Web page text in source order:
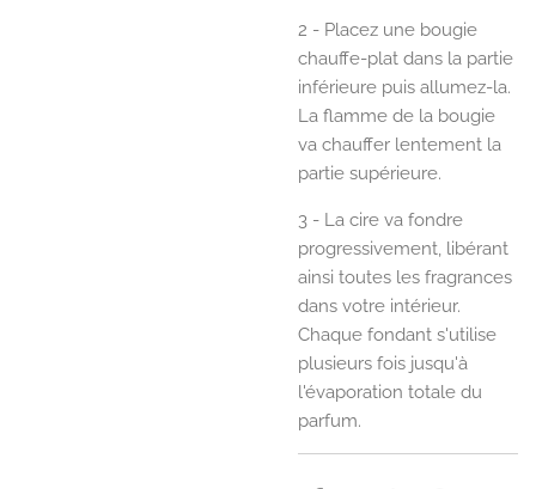
2 - Placez une bougie
chauffe-plat dans la partie
inférieure puis allumez-la.
La flamme de la bougie
va chauffer lentement la
partie supérieure.
3 - La cire va fondre
progressivement, libérant
ainsi toutes les fragrances
dans votre intérieur.
Chaque fondant s'utilise
plusieurs fois jusqu'à
l'évaporation totale du
parfum.